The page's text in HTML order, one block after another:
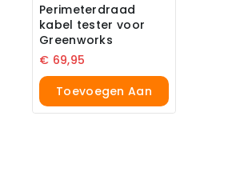
Perimeterdraad
kabel tester voor
Greenworks
€ 69,95
Toevoegen Aan
Winkelwagen